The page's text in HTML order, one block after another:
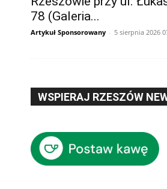
78 (Galeria...
Artykuł Sponsorowany - 5 sierpnia 2026
WSPIERAJ RZESZÓW